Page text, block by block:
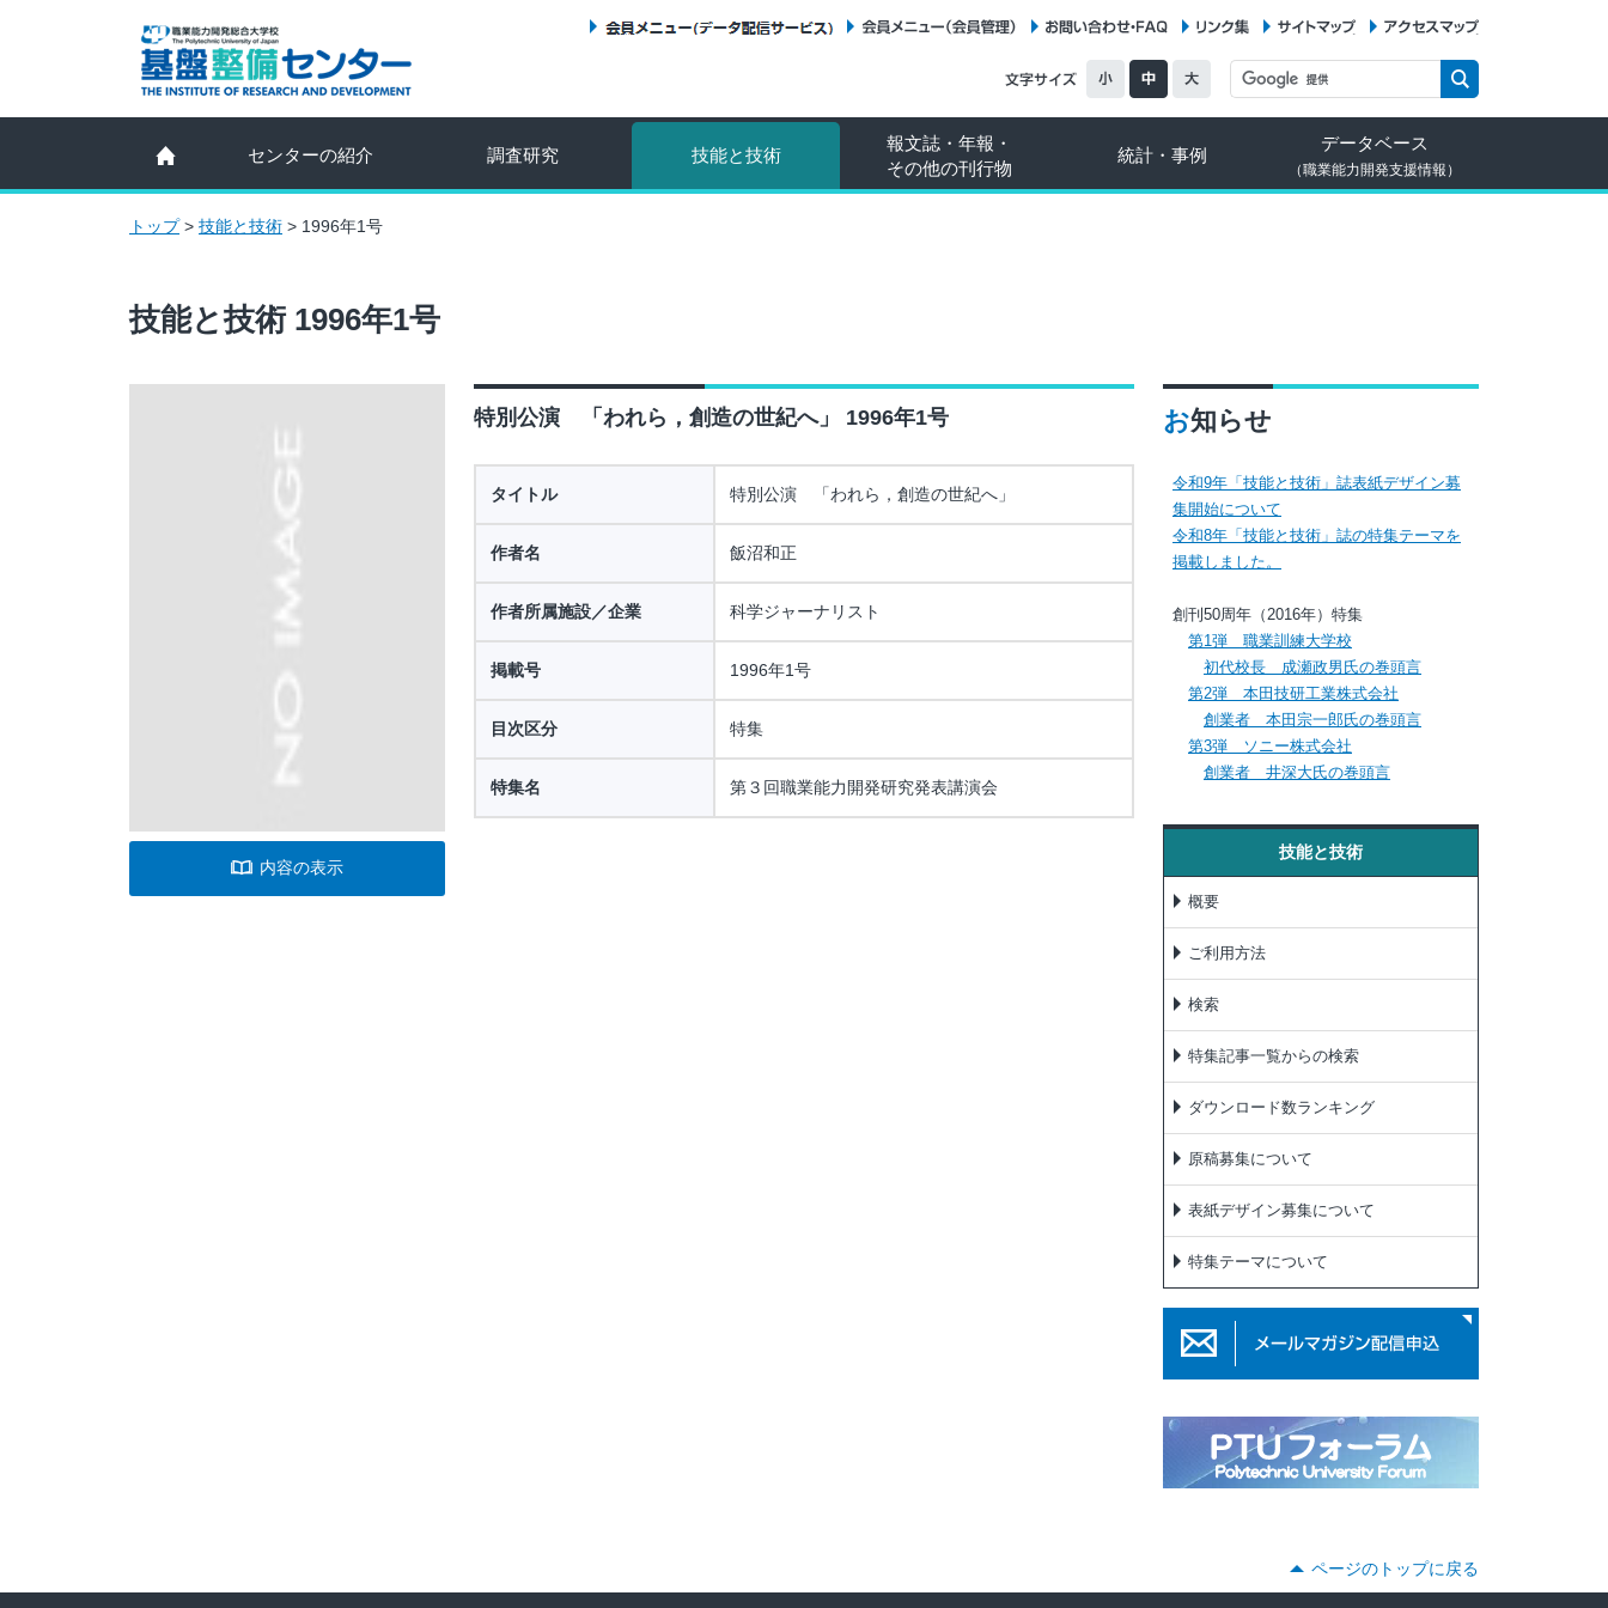
センターの紹介 調査研究 技能と技術
報文誌・年報・
その他の刊行物
統計・事例
データベース
（職業能力開発支援情報）
トップ> 技能と技術 > 1996年1号
技能と技術 1996年1号
内容の表示
特別公演 「われら，創造の世紀へ」 1996年1号
タイトル 特別公演 「われら，創造の世紀へ」
作者名 飯沼和正
作者所属施設／企業 科学ジャーナリスト
掲載号 1996年1号
目次区分 特集
特集名 第３回職業能力開発研究発表講演会
お知らせ
令和9年「技能と技術」誌表紙デザイン募
集開始について
令和8年「技能と技術」誌の特集テーマを
掲載しました。
創刊50周年（2016年）特集
第1弾 職業訓練大学校
初代校長 成瀬政男氏の巻頭言
第2弾 本田技研工業株式会社
創業者 本田宗一郎氏の巻頭言
第3弾 ソニー株式会社
創業者 井深大氏の巻頭言
技能と技術
概要
ご利用方法
検索
特集記事一覧からの検索
ダウンロード数ランキング
原稿募集について
表紙デザイン募集について
特集テーマについて
ページのトップに戻る